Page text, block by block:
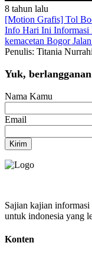
8 tahun lalu
[Motion Grafis] Tol
Info Hari Ini Informasi
kemacetan Bogor
Penulis: Titania
Yuk,
Nama Kamu
Email
Kirim
Sajian kajian
untuk indonesia yang
Konten